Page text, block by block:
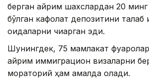
берган айрим шахслардан 20 минг
бўлган кафолат депозитини талаб
қоидаларни чиқарган эди.
Шунингдек, 75 мамлакат
айрим иммиграцион визаларни
мораторий ҳам амалда қолади.